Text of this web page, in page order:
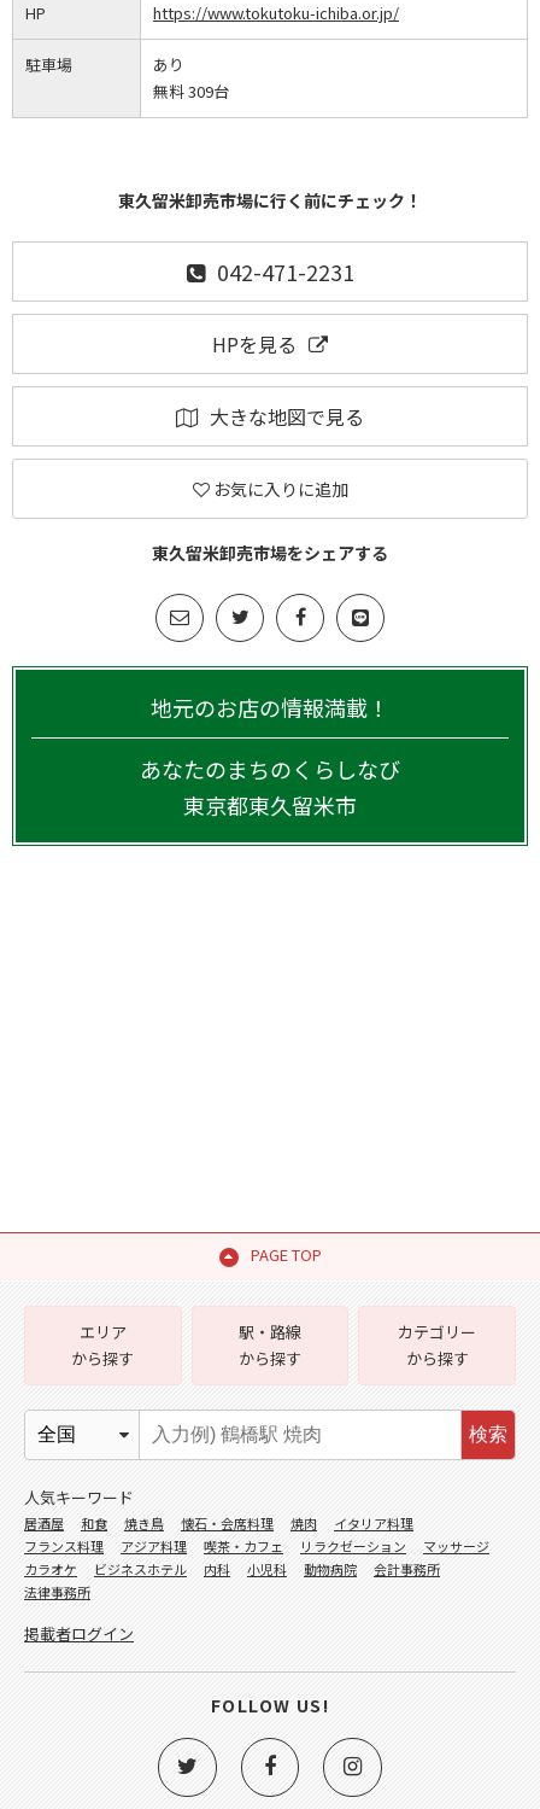
HP https://www.tokutoku-ichiba.or.jp/
駐車場
あり
無料 309台
東久留米卸売市場に行く前にチェック！
042-471-2231
HPを見る
大きな地図で見る
お気に入りに追加
東久留米卸売市場をシェアする
地元のお店の情報満載！
あなたのまちのくらしなび
東京都東久留米市
PAGE TOP
エリア
から探す
駅・路線
から探す
カテゴリー
から探す
検索
人気キーワード
居酒屋 和食 焼き鳥 懐石・会席料理 焼肉
イタリア料理
フランス料理
アジア料理 喫茶・カフェ リラクゼーション
マッサージ
カラオケ
ビジネスホテル 内科 小児科 動物病院
会計事務所
法律事務所
掲載者ログイン
FOLLOW US!